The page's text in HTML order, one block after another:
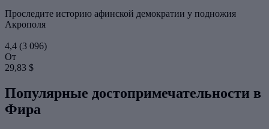
Проследите историю афинской демократии у подножия
Акрополя
4,4 (3 096)
От
29,83 $
Популярные достопримечательности в
Фира